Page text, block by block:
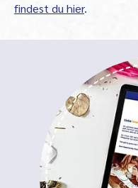
findest du hier.